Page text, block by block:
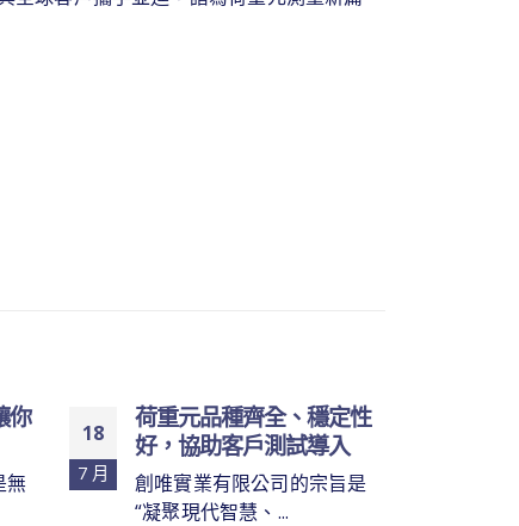
你
無
18
7 月
荷重元品種齊全、穩定性
好，協助客戶測試導入
創唯實業有限公司的宗旨是
“凝聚現代智慧、...